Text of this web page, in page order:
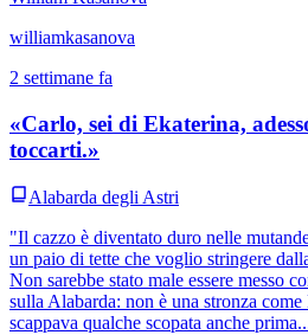
williamkasanova
2 settimane fa
«Carlo, sei di Ekaterina,
toccarti.»
Alabarda degli Astri
"Il cazzo è diventato duro nelle
un paio di tette che voglio stringere
Non sarebbe stato male essere messo
sulla Alabarda: non è una stronza
scappava qualche scopata anche